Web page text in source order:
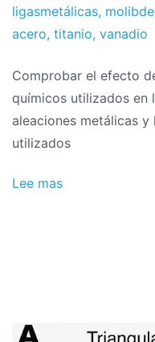
proyectos
marzo
a
ligasmetálicas,
acero, titanio, vanadio
Comprobar el efecto
químicos utilizados en
aleaciones metálicas
utilizados
Lee mas